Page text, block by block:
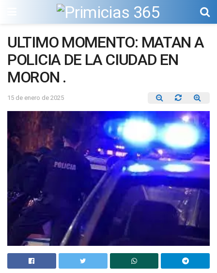
ULTIMO MOMENTO: MATAN A
POLICIA DE LA CIUDAD EN
MORON .
15 de enero de 2025